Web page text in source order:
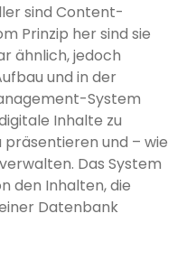
sind Content-
Prinzip her sind sie
ähnlich, jedoch
und in der
System
Inhalte zu
und – wie
Das System
den Inhalten, die
Datenbank